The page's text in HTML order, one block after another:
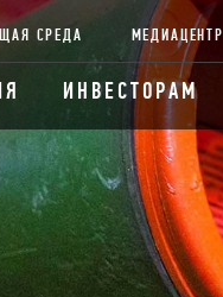
СРЕДА МЕДИАЦЕНТР
ИНВЕСТОРАМ